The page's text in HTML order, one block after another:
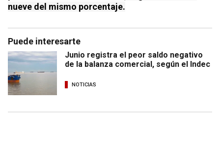
nueve del mismo porcentaje.
Puede interesarte
Junio registra el peor saldo negativo
de la balanza comercial, según el Indec
NOTICIAS